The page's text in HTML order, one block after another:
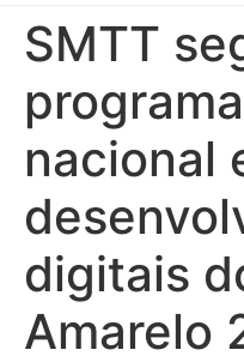
SMTT
nacional
digitais
Amarelo